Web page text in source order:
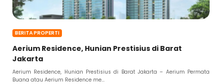
BERITA PROPERTI
Aerium Residence, Hunian Prestisius di Barat
Jakarta
Aerium Residence, Hunian Prestisius di Barat Jakarta – Aerium Permata
Buana atau Aerium Residence me...